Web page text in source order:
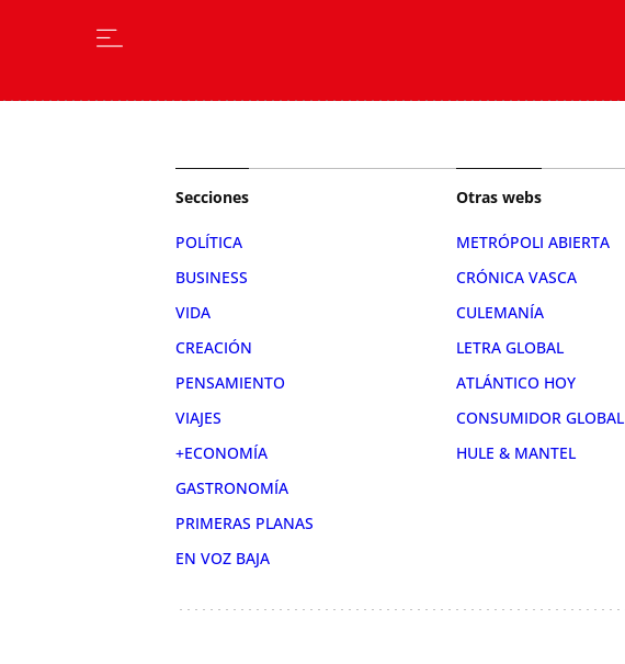
Secciones
POLÍTICA
BUSINESS
VIDA
CREACIÓN
PENSAMIENTO
VIAJES
+ECONOMÍA
GASTRONOMÍA
PRIMERAS PLANAS
EN VOZ BAJA
Otras webs
METRÓPOLI ABIERTA
CRÓNICA VASCA
CULEMANÍA
LETRA GLOBAL
ATLÁNTICO HOY
CONSUMIDOR GLOBAL
HULE & MANTEL